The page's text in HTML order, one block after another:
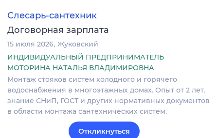
Слесарь-сантехник
Договорная зарплата
15 июля 2026 Жуковский
ИНДИВИДУАЛЬНЫЙ ПРЕДПРИНИМАТЕЛЬ
МОТОРИНА НАТАЛЬЯ ВЛАДИМИРОВНА
Монтаж стояков систем холодного и горячего
водоснабжения в многоэтажных домах. Опыт от 2 лет,
знание СНиП, ГОСТ и других нормативных документов
в области монтажа сантехнических систем.
Откликнуться